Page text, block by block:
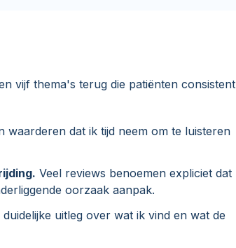
vijf thema's terug die patiënten consistent
waarderen dat ik tijd neem om te luisteren
Veel reviews benoemen expliciet dat
oorzaak aanpak.
uitleg over wat ik vind en wat de